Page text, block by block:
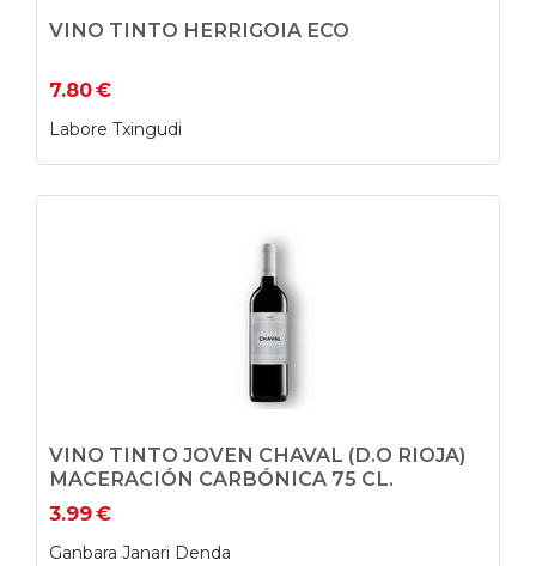
VINO TINTO HERRIGOIA ECO
7.80€
Labore Txingudi
VINO TINTO JOVEN CHAVAL (D.O RIOJA)
MACERACIÓN CARBÓNICA 75 CL.
3.99€
Ganbara Janari Denda